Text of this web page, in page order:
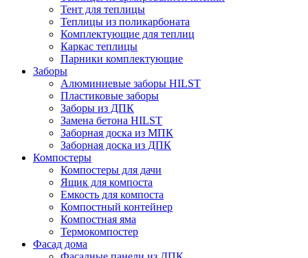
Тент для теплицы
Теплицы из поликарбоната
Комплектующие для теплиц
Каркас теплицы
Парники комплектующие
Заборы
Алюминиевые заборы HILST
Пластиковые заборы
Заборы из ДПК
Замена бетона HILST
Заборная доска из МПК
Заборная доска из ДПК
Компостеры
Компостеры для дачи
Ящик для компоста
Емкость для компоста
Компостный контейнер
Компостная яма
Термокомпостер
Фасад дома